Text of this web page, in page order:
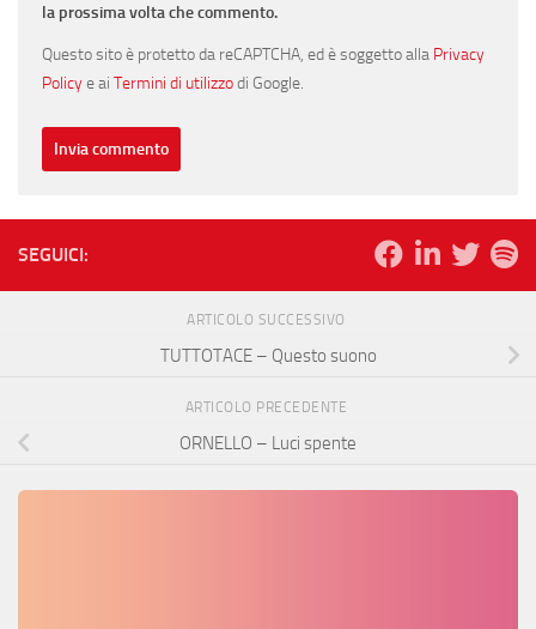
la prossima volta che commento.
Questo sito è protetto da reCAPTCHA, ed è soggetto alla Privacy
Policye ai Termini di utilizzodi Google.
SEGUICI:
ARTICOLO SUCCESSIVO
TUTTOTACE – Questo suono
ARTICOLO PRECEDENTE
ORNELLO – Luci spente